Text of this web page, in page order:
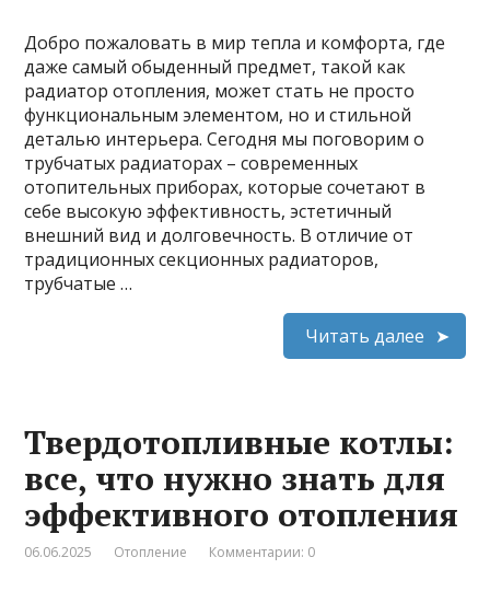
Добро пожаловать в мир тепла и комфорта, где
даже самый обыденный предмет, такой как
радиатор отопления, может стать не просто
функциональным элементом, но и стильной
деталью интерьера. Сегодня мы поговорим о
трубчатых радиаторах – современных
отопительных приборах, которые сочетают в
себе высокую эффективность, эстетичный
внешний вид и долговечность. В отличие от
традиционных секционных радиаторов,
трубчатые …
Читать далее
Твердотопливные котлы:
все, что нужно знать для
эффективного отопления
06.06.2025 Отопление Комментарии: 0